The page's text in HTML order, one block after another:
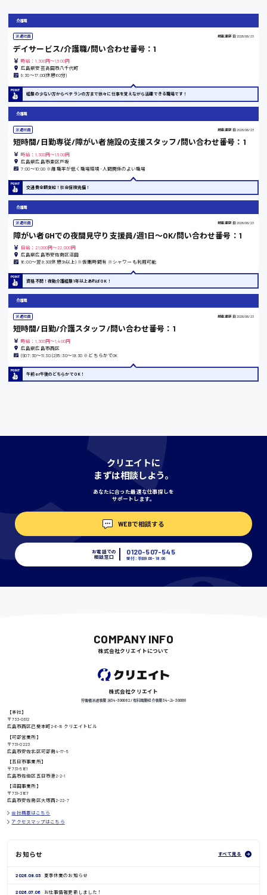
竹原市
東京都
島根県
愛知県
宮城県
神奈川県
高知県
鳥取県
時給1300円〜
日給8000円〜
介護職
派遣社員 掲載更新日 2026/06/23
デイサービス/介護職/問い合わせ番号：1
時給：1,300円～1,500円
広島県安芸高田市八千代町
8:30〜17:00(休憩60分)
経験の少ない方からベテランの方まで徐々に仕事を覚えながら活躍できる職場です！
介護職
派遣社員 掲載更新日 2026/06/23
短時間/日勤専従/障がい者施設の支援スタッフ/問い合わせ番号：1
時給：1,300円～1,500円
広島県広島市東区戸坂
7:00〜10:00 ※離職率が低く職場環境･人間関係のよい職場
交通費全額支給！社会保険完備！
介護職
派遣社員 掲載更新日 2026/06/23
障がい者GHでの夜間見守り支援員/週1日～OK/問い合わせ番号：1
日給：21,000円～22,000円
広島県広島市安佐南区沼田
16:00〜翌9:30(休憩3h以上) ※仮眠時間有 ※シャワーも利用可能
資格不問！夜勤介護経験1年以上あればOK！
介護職
派遣社員 掲載更新日 2026/06/23
短時間/日勤/介護スタッフ/問い合わせ番号：1
時給：1,300円～1,400円
広島県広島市西区
(1)07:30〜11:30 (2)15:30〜19:30 ※どちらかでOK
午前or午後のどちらかでOK！
クリエイトに
まずは相談しよう。
あなたに合った最適な仕事探しを
サポートします。
WEBで相談する
お電話での
相談窓口
0120-507-545
受付：平日9:00 - 18:00
COMPANY INFO
株式会社クリエイトについて
株式会社クリエイト
労働者派遣事業 派34-300062 / 有料職業紹介事業 34-ユ-300091
【本社】
〒733-0812
広島市西区己斐本町2-6-18 クリエイトビル
【可部営業所】
〒731-0223
広島市安佐北区可部南4-17-5
【五日市事業所】
〒731-5161
広島市佐伯区五日市港2-2-1
【沼田事業所】
〒731-3167
広島市安佐南区大塚西2-22-7
会社概要はこちら
アクセスマップはこちら
お知らせ すべて見る
2026.08.03 夏季休業のお知らせ
2026.07.06 お仕事情報更新しました！